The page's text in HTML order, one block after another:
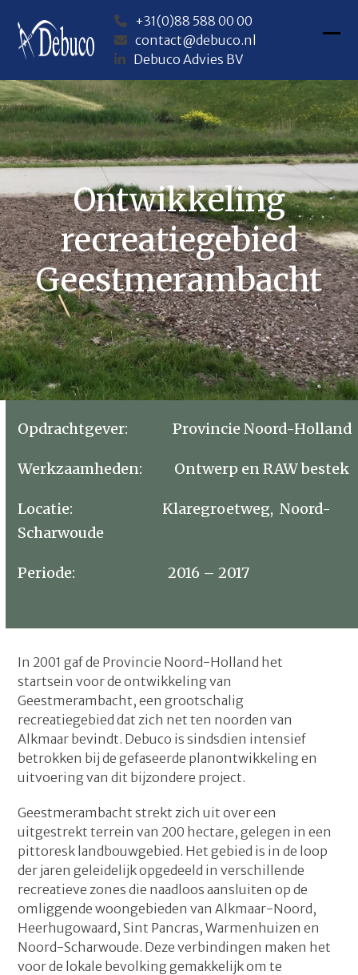
content
+31(0)88 588 00 00
contact@debuco.nl
Debuco Advies BV
Ontwikkeling
recreatiegebied
Geestmerambacht
Opdrachtgever: Provincie Noord-Holland
Werkzaamheden: Ontwerp en RAW bestek
Locatie: Klaregroetweg, Noord-
Scharwoude
Periode: 2016 – 2017
In 2001 gaf de Provincie Noord-Holland het
startsein voor de ontwikkeling van
Geestmerambacht, een grootschalig
recreatiegebied dat zich net ten noorden van
Alkmaar bevindt. Debuco is sindsdien intensief
betrokken bij de gefaseerde planontwikkeling en
uitvoering van dit bijzondere project.
Geestmerambacht strekt zich uit over een
uitgestrekt terrein van 200 hectare, gelegen in een
pittoresk landbouwgebied. Het gebied is in de loop
der jaren geleidelijk opgedeeld in verschillende
recreatieve zones die naadloos aansluiten op de
omliggende woongebieden van Alkmaar-Noord,
Heerhugowaard, Sint Pancras, Warmenhuizen en
Noord-Scharwoude. Deze verbindingen maken het
voor de lokale bevolking gemakkelijk om te